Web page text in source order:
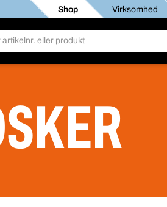
Shop Virksomhed